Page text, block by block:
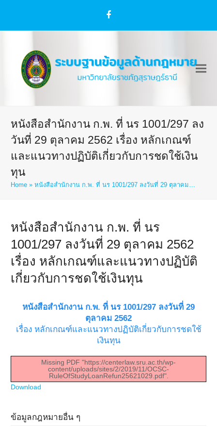
Facebook
หนังสือสำนักงาน ก.พ. ที่ นร 1001/297 ลง
วันที่ 29 ตุลาคม 2562 เรื่อง หลักเกณฑ์
และแนวทางปฏิบัติเกี่ยวกับการชดใช้เงิน
ทุน
Home »หนังสือสำนักงาน ก.พ. ที่ นร 1001/297 ลงวันที่ 29 ตุลาคม…
หนังสือสำนักงาน ก.พ. ที่ นร
1001/297 ลงวันที่ 29 ตุลาคม 2562
เรื่อง หลักเกณฑ์และแนวทางปฏิบัติ
เกี่ยวกับการชดใช้เงินทุน
หนังสือสำนักงาน ก.พ. ที่ นร 1001/297 ลงวันที่ 29
ตุลาคม 2562
เรื่อง หลักเกณฑ์และแนวทางปฏิบัติเกี่ยวกับการชดใช้
เงินทุน
Missing PDF "https://centerlaw.sru.ac.th/wp-
content/uploads/sites/2/2019/11/OCSC-
RuleOfStudyLoanRefun25621029.pdf".
Download
ข้อมูลกฎหมายอื่น ๆ